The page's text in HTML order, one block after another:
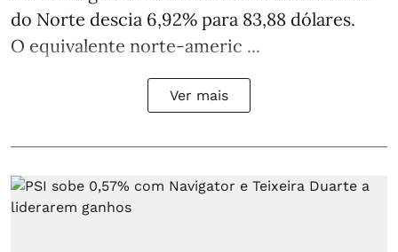
do Norte descia 6,92% para 83,88 dólares.
O equivalente norte-americ ...
Ver mais